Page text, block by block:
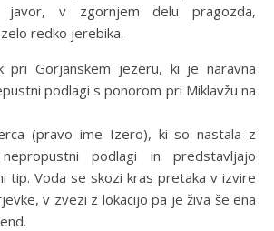
javor, v zgornjem delu pragozda,
redko jerebika.
pri Gorjanskem jezeru, ki je naravna
podlagi s ponorom pri Miklavžu na
(pravo ime Izero), ki so nastala z
podlagi in predstavljajo
tip. Voda se skozi kras pretaka v izvire
v zvezi z lokacijo pa je živa še ena